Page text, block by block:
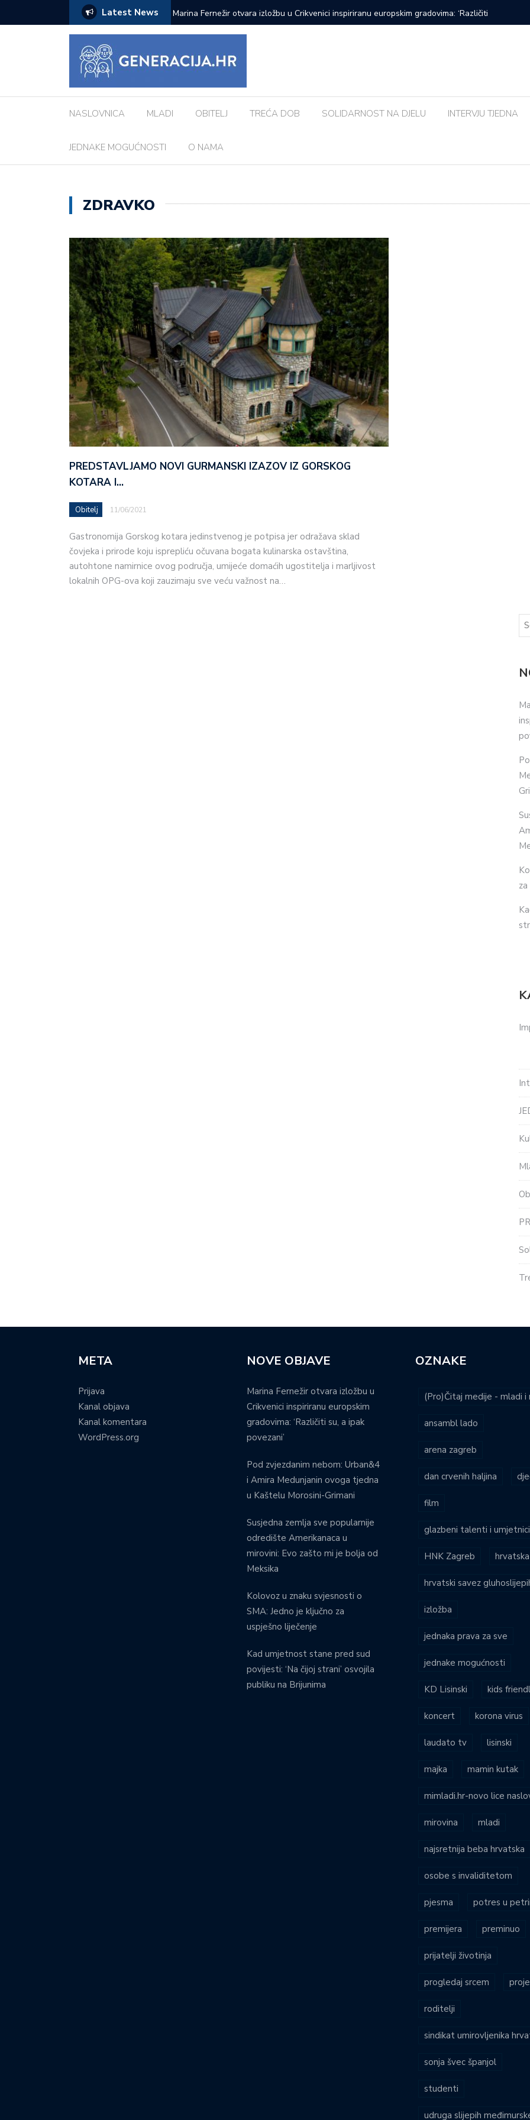
Latest News
inspiriranu europskim gradovima: ‘Različiti
Pod zvjezdanim nebom: Urban&4 i Amira Medunjanin ovoga tjedna u Kaštelu
Morosini-Grimani
bolja od
NASLOVNICA MLADI OBITELJ TREĆA DOB SOLIDARNOST NA DJELU INTERVJU TJEDNA
JEDNAKE MOGUĆNOSTI O NAMA
ZDRAVKO
PREDSTAVLJAMO NOVI GURMANSKI IZAZOV IZ GORSKOG
KOTARA I…
Obitelj 11/06/2021
Gastronomija Gorskog kotara jedinstvenog je potpisa jer odražava sklad
čovjeka i prirode koju isprepliću očuvana bogata kulinarska ostavština,
autohtone namirnice ovog područja, umijeće domaćih ugostitelja i marljivost
lokalnih OPG-ova koji zauzimaju sve veću važnost na…
META
Prijava
Kanal objava
Kanal komentara
WordPress.org
NOVE OBJAVE
Marina Fernežir otvara izložbu u
Crikvenici inspiriranu europskim
gradovima: ‘Različiti su, a ipak
povezani’
Pod zvjezdanim nebom: Urban&4
i Amira Medunjanin ovoga tjedna
u Kaštelu Morosini-Grimani
Susjedna zemlja sve popularnije
odredište Amerikanaca u
mirovini: Evo zašto mi je bolja od
Meksika
Kolovoz u znaku svjesnosti o
SMA: Jedno je ključno za
uspješno liječenje
Kad umjetnost stane pred sud
povijesti: ‘Na čijoj strani’ osvojila
publiku na Brijunima
OZNAKE
(Pro)Čitaj medije - mladi i
ansambl lado
arena zagreb
dan crvenih haljina
film
glazbeni talenti i
HNK Zagreb hrvatska
hrvatski savez
izložba
jednaka prava za sve
jednake mogućnosti
KD Lisinski kids
koncert korona virus
laudato tv lisinski
majka mamin kutak
mimladi.hr-novo lice
mirovina mladi
najsretnija beba hrvatska
osobe s invaliditetom
pjesma potres u
premijera preminuo
prijatelji životinja
progledaj srcem
roditelji
sindikat umirovljenika
sonja švec španjol
studenti
udruga slijepih